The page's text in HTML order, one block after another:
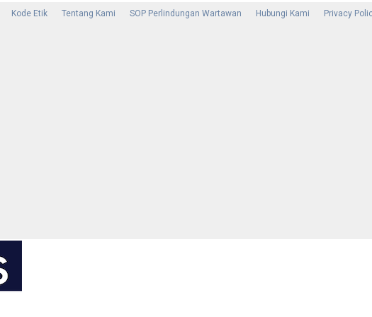
Kode Etik Tentang Kami SOP Perlindungan Wartawan Hubungi Kami Privacy